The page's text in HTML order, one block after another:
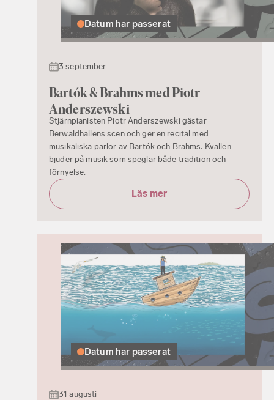
Datum har passerat
3 september
Bartók & Brahms med Piotr
Anderszewski
Stjärnpianisten Piotr Anderszewski gästar
Berwaldhallens scen och ger en recital med
musikaliska pärlor av Bartók och Brahms. Kvällen
bjuder på musik som speglar både tradition och
förnyelse.
Läs mer
Datum har passerat
31 augusti